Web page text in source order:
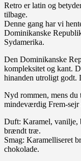
Retro er latin og
tilbage.
Denne gang har vi
Dominikanske
Sydamerika.
Den Dominikanske
kompleksitet og kant.
hinanden utroligt godt.
Nyd rommen, mens du
mindeværdig Frem-sejr
Duft: Karamel, vanilje,
brændt træ.
Smag: Karamelliseret
chokolade.